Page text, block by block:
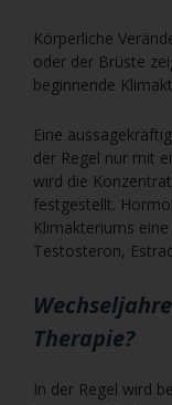
Körperliche
oder der Brüste
beginnende
Eine
der Regel nur mit
wird die
festgestellt.
Klimakteriums
Testosteron,
Therapie?
In der Regel wird